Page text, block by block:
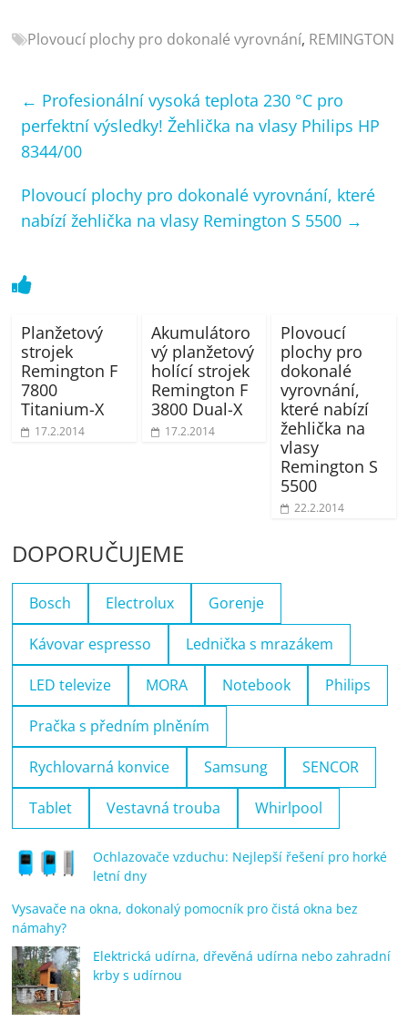
bazény
Plovoucí plochy pro dokonalé vyrovnání, REMINGTON
← Profesionální vysoká teplota 230 °C pro
perfektní výsledky! Žehlička na vlasy Philips HP
8344/00
Plovoucí plochy pro dokonalé vyrovnání, které
nabízí žehlička na vlasy Remington S 5500 →
Planžetový
strojek
Remington F
7800
Titanium-X
17.2.2014
Akumulátoro
vý planžetový
holící strojek
Remington F
3800 Dual-X
17.2.2014
Plovoucí
plochy pro
dokonalé
vyrovnání,
které nabízí
žehlička na
vlasy
Remington S
5500
22.2.2014
DOPORUČUJEME
Bosch Electrolux Gorenje
Kávovar espresso Lednička s mrazákem
LED televize MORA Notebook Philips
Pračka s předním plněním
Rychlovarná konvice Samsung SENCOR
Tablet Vestavná trouba Whirlpool
Ochlazovače vzduchu: Nejlepší řešení pro horké
letní dny
Vysavače na okna, dokonalý pomocník pro čistá okna bez
námahy?
Elektrická udírna, dřevěná udírna nebo zahradní
krby s udírnou